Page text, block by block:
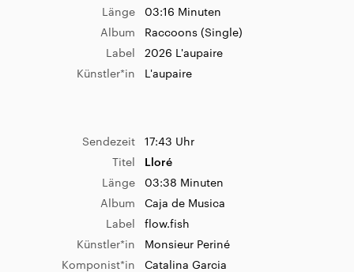
Länge
03:16 Minuten
Album
Raccoons (Single)
Label
2026 L'aupaire
Künstler*in
L'aupaire
Sendezeit
17:43 Uhr
Titel
Lloré
Länge
03:38 Minuten
Album
Caja de Musica
Label
flow.fish
Künstler*in
Monsieur Periné
Komponist*in
Catalina Garcia